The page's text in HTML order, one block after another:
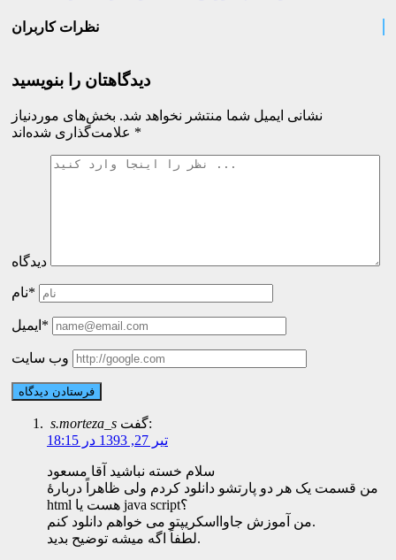
نظرات کاربران
دیدگاهتان را بنویسید
نشانی ایمیل شما منتشر نخواهد شد. بخش‌های موردنیاز
*
دیدگاه
نام*
ایمیل*
وب سایت
s.morteza_s
گفت:
تیر 27, 1393 در 18:15
سلام خسته نباشید آقا مسعود
من قسمت یک هر دو پارتشو دانلود کردم ولی ظاهراً دربارۀ
html هست یا java script؟
من آموزش جاوااسکریپتو می خواهم دانلود کنم.
لطفاً اگه میشه توضیح بدید.